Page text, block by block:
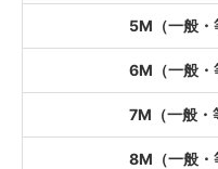
5M（一般・
6M（一般・
7M（一般・
8M（一般・